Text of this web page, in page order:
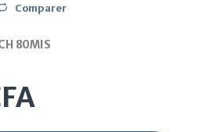
Comparer
80MIS